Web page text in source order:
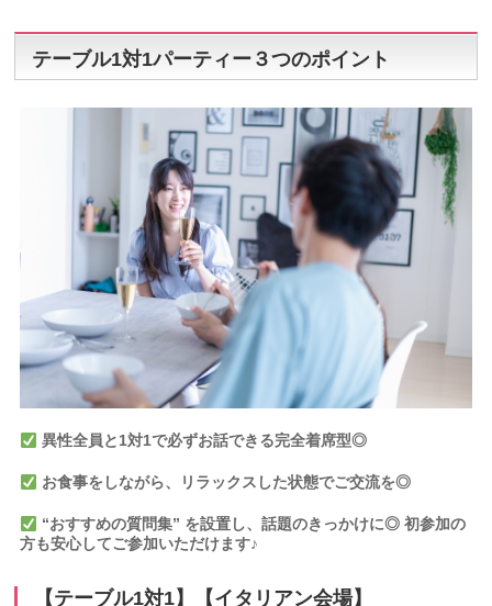
テーブル1対1パーティー３つのポイント
異性全員と1対1で必ずお話できる完全着席型◎
お食事をしながら、リラックスした状態でご交流を◎
“おすすめの質問集” を設置し、話題のきっかけに◎ 初参加の
方も安心してご参加いただけます♪
【テーブル1対1】【イタリアン会場】